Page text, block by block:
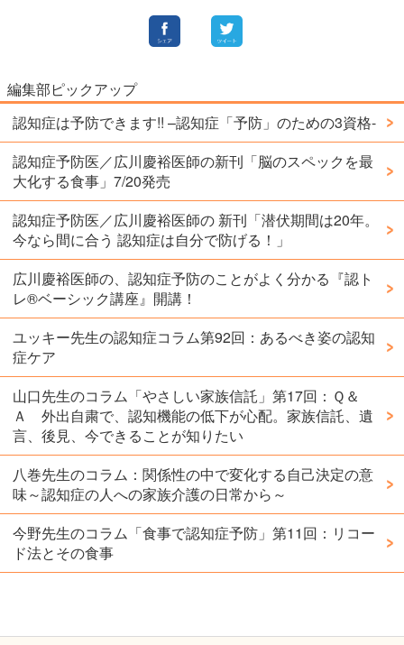
編集部ピックアップ
認知症は予防できます!! –認知症「予防」のための3資格-
認知症予防医／広川慶裕医師の新刊「脳のスペックを最
大化する食事」7/20発売
認知症予防医／広川慶裕医師の 新刊「潜伏期間は20年。
今なら間に合う 認知症は自分で防げる！」
広川慶裕医師の、認知症予防のことがよく分かる『認ト
レ®️ベーシック講座』開講！
ユッキー先生の認知症コラム第92回：あるべき姿の認知
症ケア
山口先生のコラム「やさしい家族信託」第17回：Ｑ＆
Ａ 外出自粛で、認知機能の低下が心配。家族信託、遺
言、後見、今できることが知りたい
八巻先生のコラム：関係性の中で変化する自己決定の意
味～認知症の人への家族介護の日常から～
今野先生のコラム「食事で認知症予防」第11回：リコー
ド法とその食事